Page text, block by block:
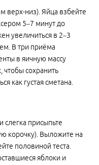
верх-низ). Яйца взбейте
5–7 минут до
увеличиться в 2–3
В три приёма
в яичную массу
чтобы сохранить
как густая сметана.
присыпьте
корочку). Выложите на
половиной теста.
яблоки и